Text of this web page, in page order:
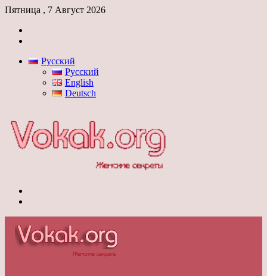
Пятница , 7 Август 2026
Русский
Русский
English
Deutsch